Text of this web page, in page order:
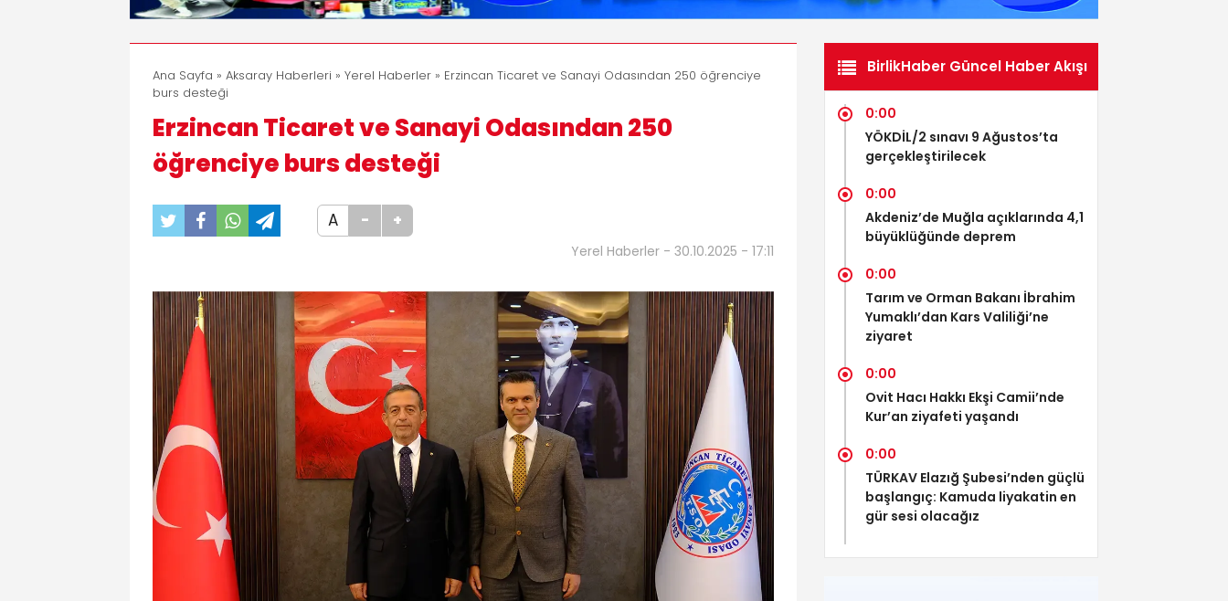
Ana Sayfa » Aksaray Haberleri » Yerel Haberler » Erzincan Ticaret ve Sanayi Odasından 250 öğrenciye
burs desteği
Erzincan Ticaret ve Sanayi Odasından 250
öğrenciye burs desteği
A - +
Yerel Haberler - 30.10.2025 - 17:11
BirlikHaber Güncel Haber Akışı
0:00
YÖKDİL/2 sınavı 9 Ağustos’ta
gerçekleştirilecek
0:00
Akdeniz’de Muğla açıklarında 4,1
büyüklüğünde deprem
0:00
Tarım ve Orman Bakanı İbrahim
Yumaklı’dan Kars Valiliği’ne
ziyaret
0:00
Ovit Hacı Hakkı Ekşi Camii’nde
Kur’an ziyafeti yaşandı
0:00
TÜRKAV Elazığ Şubesi’nden güçlü
başlangıç: Kamuda liyakatin en
gür sesi olacağız